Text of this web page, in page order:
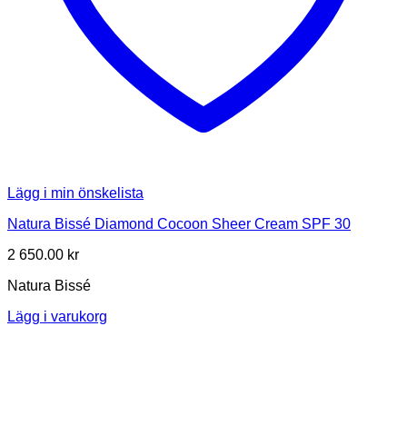
Lägg i min önskelista
Natura Bissé Diamond Cocoon Sheer Cream SPF 30
2 650.00 kr
Natura Bissé
Lägg i varukorg